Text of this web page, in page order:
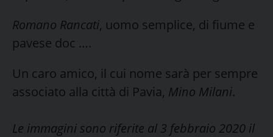
Romano Rancati, uomo semplice, di fiume e
pavese doc ….
Un caro amico, il cui nome sarà per sempre
associato alla città di Pavia, Mino Milani.
Le immagini sono riferite al 3 febbraio 2020 il